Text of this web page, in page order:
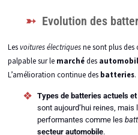
Evolution des
Lesvoitures électriquesne sont plus des
palpable sur le marchédes
L’amélioration continue des batteries.
Types de batteries actuels
sont aujourd’hui reines,
performantes comme les
secteur automobile.